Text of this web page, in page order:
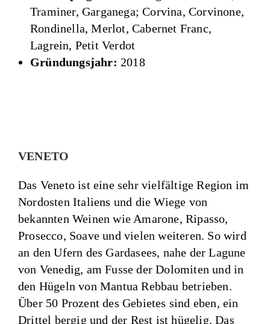
Traminer, Garganega; Corvina, Corvinone,
Rondinella, Merlot, Cabernet Franc,
Lagrein, Petit Verdot
Gründungsjahr: 2018
VENETO
Das Veneto ist eine sehr vielfältige Region im
Nordosten Italiens und die Wiege von
bekannten Weinen wie Amarone, Ripasso,
Prosecco, Soave und vielen weiteren. So wird
an den Ufern des Gardasees, nahe der Lagune
von Venedig, am Fusse der Dolomiten und in
den Hügeln von Mantua Rebbau betrieben.
Über 50 Prozent des Gebietes sind eben, ein
Drittel bergig und der Rest ist hügelig. Das